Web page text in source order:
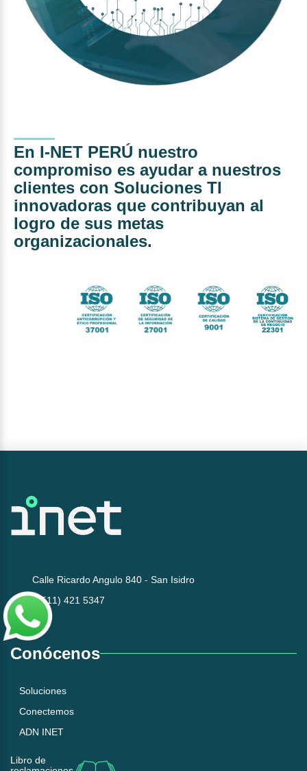
En I-NET PERÚ nuestro
compromiso es ayudar a nuestros
clientes con Soluciones TI
innovadoras que contribuyan al
logro de sus metas
organizacionales.
Calle Ricardo Angulo 840 - San Isidro
(+511) 421 5347
Conócenos
Soluciones
Conectemos
ADN INET
Libro de